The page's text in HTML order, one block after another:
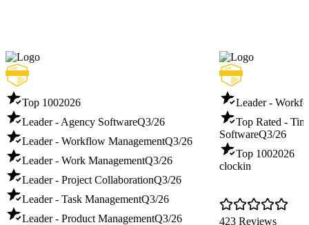
Top 1002026
Leader - Agency SoftwareQ3/26
Leader - Workflow ManagementQ3/26
Leader - Work ManagementQ3/26
Leader - Project CollaborationQ3/26
Leader - Task ManagementQ3/26
Leader - Product ManagementQ3/26
Leader -
Top Rated -
SoftwareQ3/26
Top 1002026
clockin
423 Reviews